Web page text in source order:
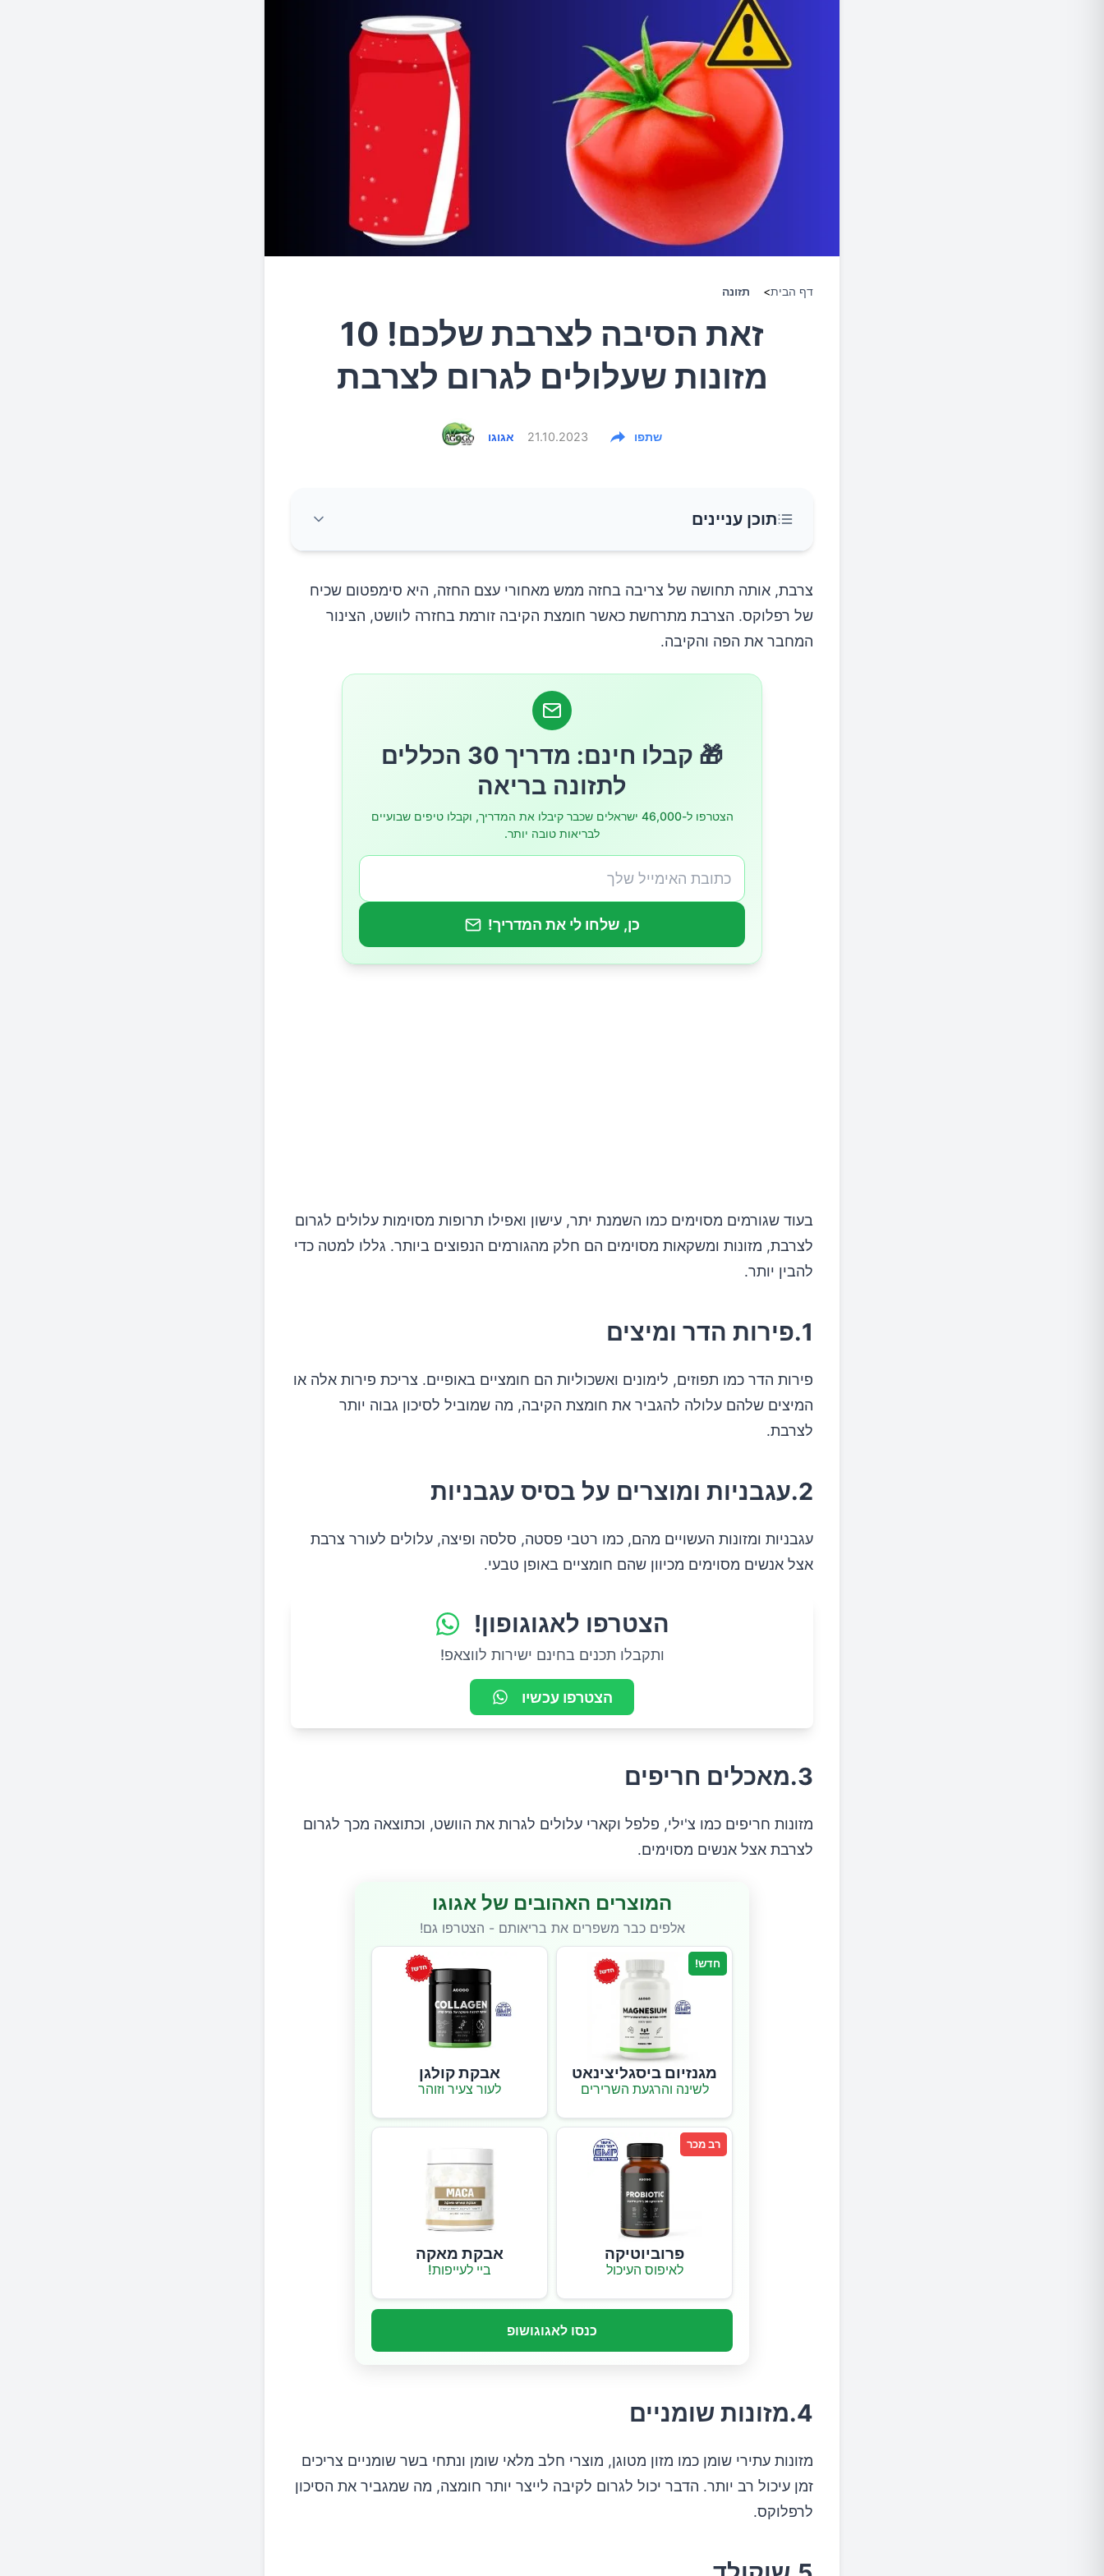
דף הבית> תזונה
זאת הסיבה לצרבת שלכם! 10
מזונות שעלולים לגרום לצרבת
אגוגו 21.10.2023 שתפו
תוכן עניינים
1.פירות הדר ומיצים
2.עגבניות ומוצרים על בסיס עגבניות
צרבת, אותה תחושה של צריבה בחזה ממש מאחורי עצם החזה, היא סימפטום שכיח
של רפלוקס. הצרבת מתרחשת כאשר חומצת הקיבה זורמת בחזרה לוושט, הצינור
המחבר את הפה והקיבה.
🎁 קבלו חינם: מדריך 30 הכללים
לתזונה בריאה
הצטרפו ל-46,000 ישראלים שכבר קיבלו את המדריך, וקבלו טיפים שבועיים
לבריאות טובה יותר.
כן, שלחו לי את המדריך!
בעוד שגורמים מסוימים כמו השמנת יתר, עישון ואפילו תרופות מסוימות עלולים לגרום
לצרבת, מזונות ומשקאות מסוימים הם חלק מהגורמים הנפוצים ביותר. גללו למטה כדי
להבין יותר.
1.פירות הדר ומיצים
פירות הדר כמו תפוזים, לימונים ואשכוליות הם חומציים באופיים. צריכת פירות אלה או
המיצים שלהם עלולה להגביר את חומצת הקיבה, מה שמוביל לסיכון גבוה יותר
לצרבת.
2.עגבניות ומוצרים על בסיס עגבניות
עגבניות ומזונות העשויים מהם, כמו רטבי פסטה, סלסה ופיצה, עלולים לעורר צרבת
אצל אנשים מסוימים מכיוון שהם חומציים באופן טבעי.
הצטרפו לאגוגופון!
ותקבלו תכנים בחינם ישירות לווצאפ!
הצטרפו עכשיו
3.מאכלים חריפים
מזונות חריפים כמו צ'ילי, פלפל וקארי עלולים לגרות את הוושט, וכתוצאה מכך לגרום
לצרבת אצל אנשים מסוימים.
המוצרים האהובים של אגוגו
אלפים כבר משפרים את בריאותם - הצטרפו גם!
חדש!
מגנזיום ביסגליצינאט
לשינה והרגעת השרירים
אבקת קולגן
לעור צעיר וזוהר
רב מכר
פרוביוטיקה
לאיפוס העיכול
אבקת מאקה
ביי לעייפות!
כנסו לאגוגושופ
4.מזונות שומניים
מזונות עתירי שומן כמו מזון מטוגן, מוצרי חלב מלאי שומן ונתחי בשר שומניים צריכים
זמן עיכול רב יותר. הדבר יכול לגרום לקיבה לייצר יותר חומצה, מה שמגביר את הסיכון
לרפלוקס.